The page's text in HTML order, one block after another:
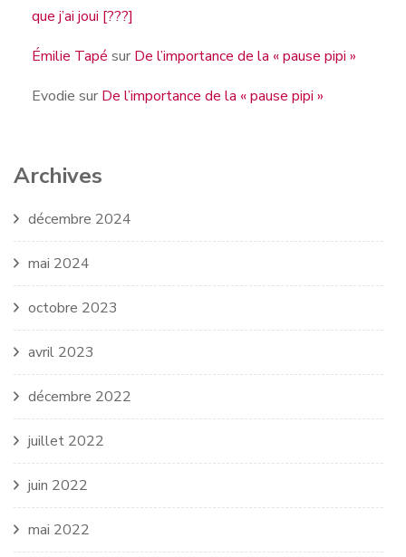
que j’ai joui [???]
Émilie Tapé sur De l’importance de la « pause pipi »
Evodie sur De l’importance de la « pause pipi »
Archives
décembre 2024
mai 2024
octobre 2023
avril 2023
décembre 2022
juillet 2022
juin 2022
mai 2022